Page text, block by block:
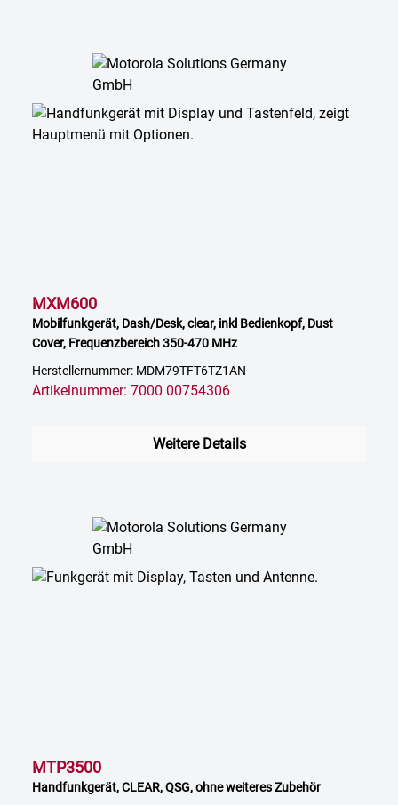
MXM600
Mobilfunkgerät, Dash/Desk, clear, inkl Bedienkopf, Dust
Cover, Frequenzbereich 350-470 MHz
Herstellernummer: MDM79TFT6TZ1AN
Artikelnummer: 7000 00754306
Weitere Details
MTP3500
Handfunkgerät, CLEAR, QSG, ohne weiteres Zubehör